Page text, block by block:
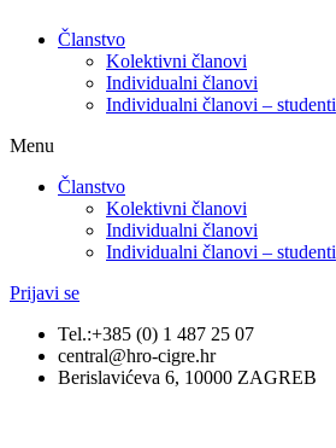
Članstvo
Kolektivni članovi
Individualni članovi
Individualni članovi – studenti
Menu
Članstvo
Kolektivni članovi
Individualni članovi
Individualni članovi – studenti
Prijavi se
Tel.:+385 (0) 1 487 25 07
central@hro-cigre.hr
Berislavićeva 6, 10000 ZAGREB